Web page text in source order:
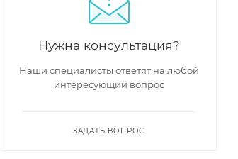
Нужна консультация?
Наши специалисты ответят на любой
интересующий вопрос
ЗАДАТЬ ВОПРОС